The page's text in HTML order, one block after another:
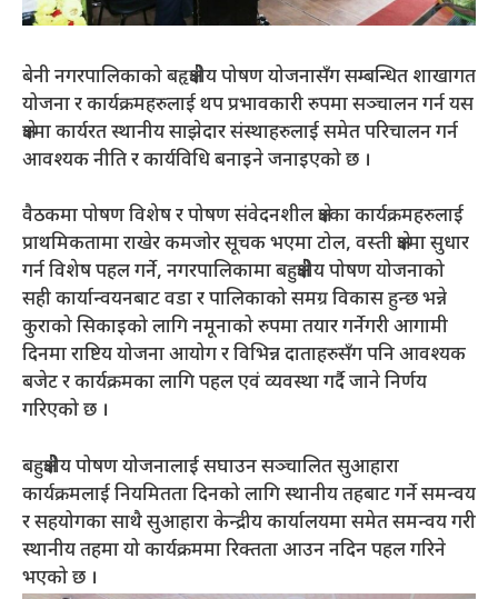
बेनी नगरपालिकाको बहृक्षेत्रीय पोषण योजनासँग सम्बन्धित शाखागत
योजना र कार्यक्रमहरुलाई थप प्रभावकारी रुपमा सञ्चालन गर्न यस
क्षेत्रमा कार्यरत स्थानीय साझेदार संस्थाहरुलाई समेत परिचालन गर्न
आवश्यक नीति र कार्यविधि बनाइने जनाइएको छ ।
वैठकमा पोषण विशेष र पोषण संवेदनशील क्षेत्रका कार्यक्रमहरुलाई
प्राथमिकतामा राखेर कमजोर सूचक भएमा टोल, वस्ती क्षेत्रमा सुधार
गर्न विशेष पहल गर्ने, नगरपालिकामा बहुक्षेत्रीय पोषण योजनाको
सही कार्यान्वयनबाट वडा र पालिकाको समग्र विकास हुन्छ भन्ने
कुराको सिकाइको लागि नमूनाको रुपमा तयार गर्नेगरी आगामी
दिनमा राष्टिय योजना आयोग र विभिन्न दाताहरुसँग पनि आवश्यक
बजेट र कार्यक्रमका लागि पहल एवं व्यवस्था गर्दै जाने निर्णय
गरिएको छ ।
बहुक्षेत्रीय पोषण योजनालाई सघाउन सञ्चालित सुआहारा
कार्यक्रमलाई नियमितता दिनको लागि स्थानीय तहबाट गर्ने समन्वय
र सहयोगका साथै सुआहारा केन्द्रीय कार्यालयमा समेत समन्वय गरी
स्थानीय तहमा यो कार्यक्रममा रिक्तता आउन नदिन पहल गरिने
भएको छ ।